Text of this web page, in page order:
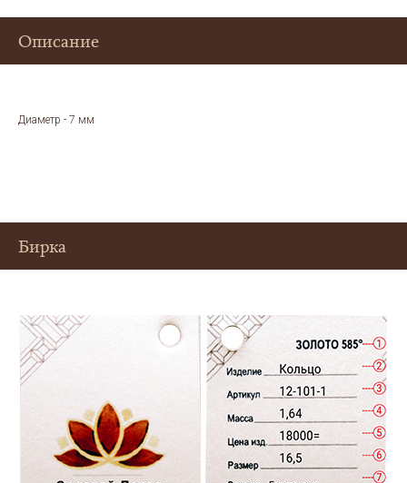
Описание
Диаметр - 7 мм
Бирка